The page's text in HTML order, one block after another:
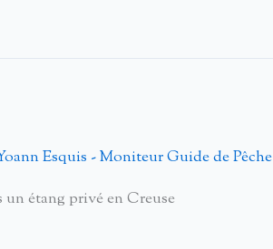
Esquis - Moniteur Guide de Pêche
étang privé en Creuse